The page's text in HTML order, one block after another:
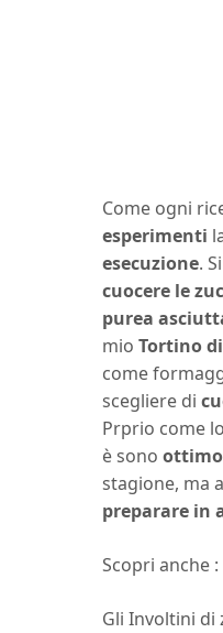
Come ogni
esperimenti
esecuzione.
cuocere le
purea
mio Tortino
come
scegliere di
Prprio come lo
è sono
stagione, ma
preparare in
Scopri anche :
Gli Involtini di